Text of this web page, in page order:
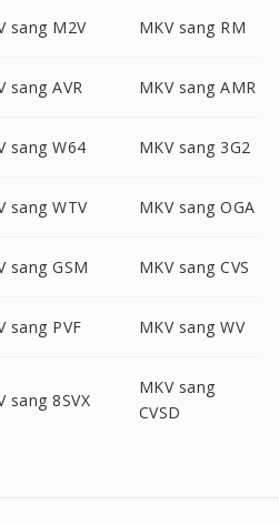
sang M2V MKV sang RM
sang AVR MKV sang AMR
sang W64 MKV sang 3G2
sang WTV MKV sang OGA
sang GSM MKV sang CVS
sang PVF MKV sang WV
sang 8SVX
MKV sang
CVSD